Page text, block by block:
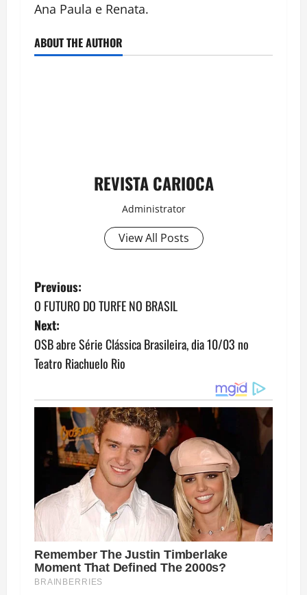
Ana Paula e Renata.
ABOUT THE AUTHOR
REVISTA CARIOCA
Administrator
View All Posts
P
o
s
t
n
g
a
t
Previous:
O FUTURO DO TURFE NO BRASIL
Next:
OSB abre Série Clássica Brasileira, dia 10/03 no
Teatro Riachuelo Rio